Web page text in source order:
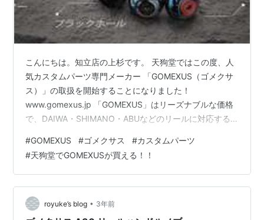
こんにちは。知立店の上杉です。 天狗堂ではこの度、人
気カスタムパーツ専門メーカー 「GOMEXUS（ゴメクサ
ス）」の取扱を開始することになりました！
www.gomexus.jp 「GOMEXUS」はリーズナブルな価格
で、DAIWA・SHIMANO・ABUなどのリールに対応する
を豊富にラインナップ♬ タックルのご相談と合わせて、
お気軽に各店スタッフにご相談ください！ 知立店では、
気軽にカスタムパーツの相談ができる「GOMEXUSカス
タム相談会」も企画中！！ どうぞお楽しみに！！ 天狗堂
知立店 Tel：0566-82-0801 報告者:上杉
#GOMEXUS #ゴメクサス #カスタムパーツ
#天狗堂でGOMEXUSが買える！！
royuke’s blog • 3年前